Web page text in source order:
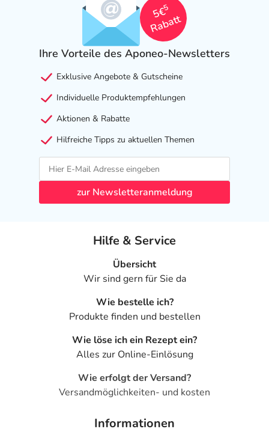
5€
5
Rabatt
Ihre Vorteile des Aponeo-Newsletters
Exklusive Angebote & Gutscheine
Individuelle Produktempfehlungen
Aktionen & Rabatte
Hilfreiche Tipps zu aktuellen Themen
zur Newsletteranmeldung
Hilfe & Service
Übersicht
Wir sind gern für Sie da
Wie bestelle ich?
Produkte finden und bestellen
Wie löse ich ein Rezept ein?
Alles zur Online-Einlösung
Wie erfolgt der Versand?
Versandmöglichkeiten- und kosten
Informationen